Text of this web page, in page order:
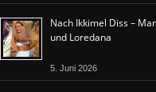
Nach Ikkimel Diss –
und Loredana
5. Juni 2026